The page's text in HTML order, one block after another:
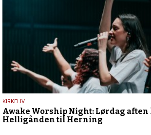
25.
marts
2025
KIRKELIV
Awake Worship Night: Lørdag aften
Helligånden til Herning